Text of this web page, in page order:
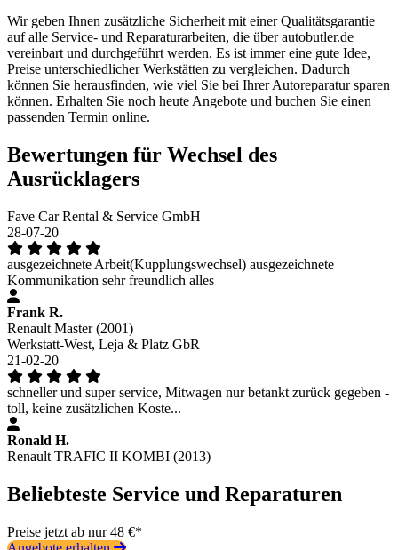
Wir geben Ihnen zusätzliche Sicherheit mit einer Qualitätsgarantie
auf alle Service- und Reparaturarbeiten, die über autobutler.de
vereinbart und durchgeführt werden. Es ist immer eine gute Idee,
Preise unterschiedlicher Werkstätten zu vergleichen. Dadurch
können Sie herausfinden, wie viel Sie bei Ihrer Autoreparatur sparen
können. Erhalten Sie noch heute Angebote und buchen Sie einen
passenden Termin online.
Bewertungen für Wechsel des
Ausrücklagers
Fave Car Rental & Service GmbH
28-07-20
ausgezeichnete Arbeit(Kupplungswechsel) ausgezeichnete
Kommunikation sehr freundlich alles
Frank R.
Renault Master (2001)
Werkstatt-West, Leja & Platz GbR
21-02-20
schneller und super service, Mitwagen nur betankt zurück gegeben -
toll, keine zusätzlichen Koste...
Ronald H.
Renault TRAFIC II KOMBI (2013)
Beliebteste Service und Reparaturen
Preise jetzt ab nur 48 €*